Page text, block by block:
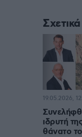
ιδρυτή
θάνατο
19.05.2026,